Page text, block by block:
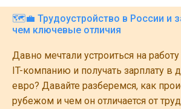
🗺️💼 Трудоустройство в России и
чем ключевые отличия
Давно мечтали устроиться на
IT-компанию и получать зарплату в
евро? Давайте разберемся, как
рубежом и чем он отличается от